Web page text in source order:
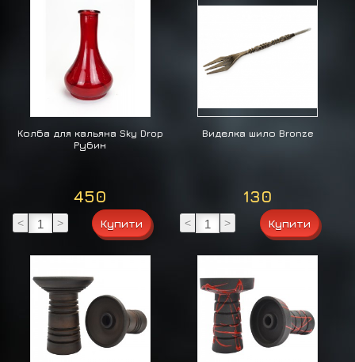
Колба для кальяна Sky Drop
Рубин
450
< >
Виделка шило Bronze
130
< >